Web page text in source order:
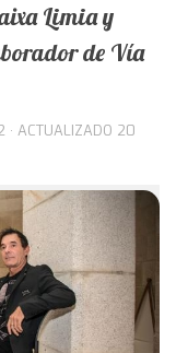
Limia y
de Vía
· ACTUALIZADO 20